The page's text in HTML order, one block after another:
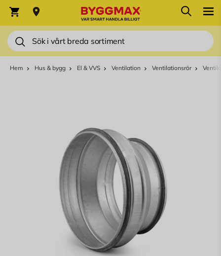
Sök
Varukorg Sök
Hem Hus & bygg El & VVS Ventilation Ventilationsrör